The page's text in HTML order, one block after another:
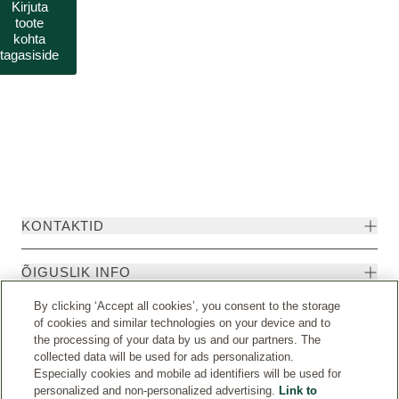
Kirjuta
toote
kohta
tagasiside
KONTAKTID
ÕIGUSLIK INFO
By clicking ‘Accept all cookies’, you consent to the storage
of cookies and similar technologies on your device and to
the processing of your data by us and our partners. The
collected data will be used for ads personalization.
Especially cookies and mobile ad identifiers will be used for
personalized and non-personalized advertising. Link to